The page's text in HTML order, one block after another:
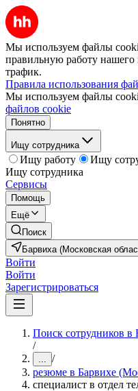
Мы используем файлы
правильную работу нашего
трафик.
Правила использования
Мы используем файлы
файлов cookie
Понятно
Ищу сотрудника
Ищу работу
Ищу
Ищу сотрудника
Сервисы
Помощь
Ещё
Поиск
Барвиха (Московская
Войти
Войти
Зарегистрироваться
Поиск сотрудников в
/
... /
резюме в Барвихе
специалист в отдел